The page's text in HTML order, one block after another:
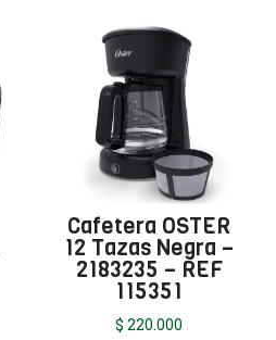
Cafetera OSTER
12 Tazas Negra –
2183235 – REF
115351
$ 220.000